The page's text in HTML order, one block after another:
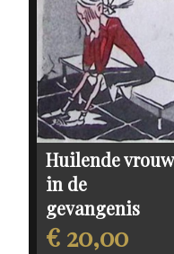
Huilende vrouw
in de
gevangenis
€ 20,00